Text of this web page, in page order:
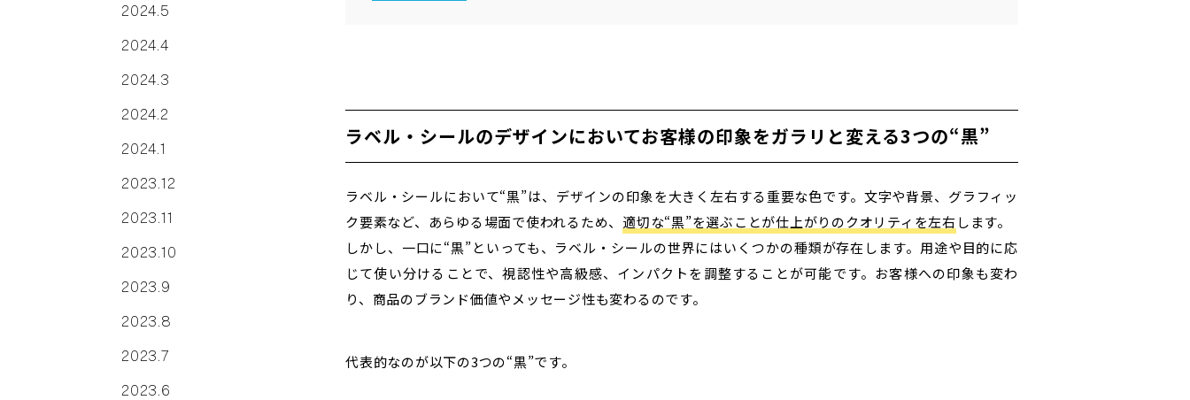
ラベル・シールのデザインにおいてお客様の印象をガラリと変える3つの“黒”
ラベル・シールにおいて“黒”は、デザインの印象を大きく左右する重要な色です。文字や背景、グラフィッ
ク要素など、あらゆる場面で使われるため、 適切な“黒”を選ぶことが仕上がりのクオリティを左右 します。
しかし、一口に“黒”といっても、ラベル・シールの世界にはいくつかの種類が存在します。用途や目的に応
じて使い分けることで、視認性や高級感、インパクトを調整することが可能です。お客様への印象も変わ
り、商品のブランド価値やメッセージ性も変わるのです。
代表的なのが以下の3つの“黒”です。
2024.5
2024.4
2024.3
2024.2
2024.1
2023.12
2023.11
2023.10
2023.9
2023.8
2023.7
2023.6